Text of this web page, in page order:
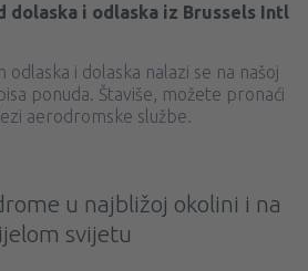
i odlaska iz Brussels Intl
i dolaska nalazi se na našoj
ponuda. Štaviše, možete pronaći
aerodromske službe.
u najbližoj okolini i na
svijetu